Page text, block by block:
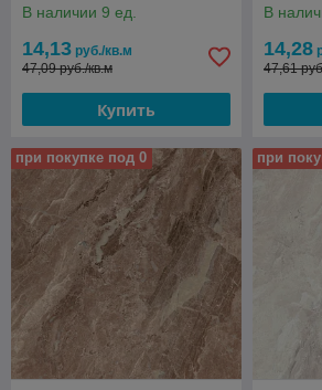
В наличии 9 ед.
14,13 руб./кв.м
47,09 руб./кв.м
Купить
В
14,28
47,61
при покупке под 0 при